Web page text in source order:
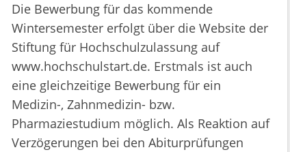
Die Bewerbung für das kommende
Wintersemester erfolgt über die Website der
Stiftung für Hochschulzulassung auf
www.hochschulstart.de. Erstmals ist auch
eine gleichzeitige Bewerbung für ein
Medizin-, Zahnmedizin- bzw.
Pharmaziestudium möglich. Als Reaktion auf
Verzögerungen bei den Abiturprüfungen